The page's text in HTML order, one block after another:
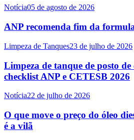
Notícia05 de agosto de 2026
ANP recomenda fim da
Limpeza de Tanques23 de julho de 2026
Limpeza de tanque de posto
checklist ANP e CETESB 2026
Notícia22 de julho de 2026
O que move o preço do óleo
é a vilã